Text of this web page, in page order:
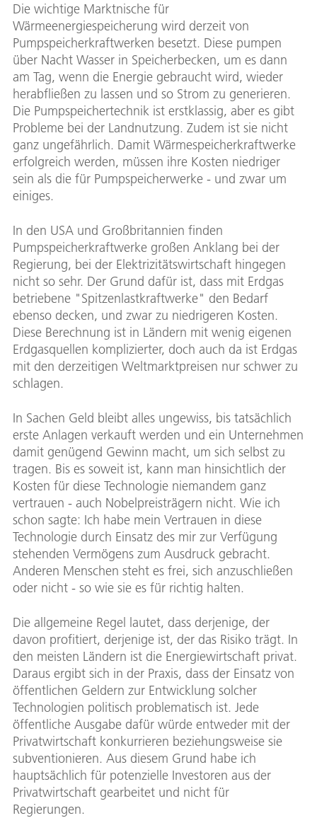
Die wichtige Marktnische für
Wärmeenergiespeicherung wird derzeit von
Pumpspeicherkraftwerken besetzt. Diese pumpen
über Nacht Wasser in Speicherbecken, um es dann
am Tag, wenn die Energie gebraucht wird, wieder
herabfließen zu lassen und so Strom zu generieren.
Die Pumpspeichertechnik ist erstklassig, aber es gibt
Probleme bei der Landnutzung. Zudem ist sie nicht
ganz ungefährlich. Damit Wärmespeicherkraftwerke
erfolgreich werden, müssen ihre Kosten niedriger
sein als die für Pumpspeicherwerke - und zwar um
einiges.
In den USA und Großbritannien finden
Pumpspeicherkraftwerke großen Anklang bei der
Regierung, bei der Elektrizitätswirtschaft hingegen
nicht so sehr. Der Grund dafür ist, dass mit Erdgas
betriebene "Spitzenlastkraftwerke" den Bedarf
ebenso decken, und zwar zu niedrigeren Kosten.
Diese Berechnung ist in Ländern mit wenig eigenen
Erdgasquellen komplizierter, doch auch da ist Erdgas
mit den derzeitigen Weltmarktpreisen nur schwer zu
schlagen.
In Sachen Geld bleibt alles ungewiss, bis tatsächlich
erste Anlagen verkauft werden und ein Unternehmen
damit genügend Gewinn macht, um sich selbst zu
tragen. Bis es soweit ist, kann man hinsichtlich der
Kosten für diese Technologie niemandem ganz
vertrauen - auch Nobelpreisträgern nicht. Wie ich
schon sagte: Ich habe mein Vertrauen in diese
Technologie durch Einsatz des mir zur Verfügung
stehenden Vermögens zum Ausdruck gebracht.
Anderen Menschen steht es frei, sich anzuschließen
oder nicht - so wie sie es für richtig halten.
Die allgemeine Regel lautet, dass derjenige, der
davon profitiert, derjenige ist, der das Risiko trägt. In
den meisten Ländern ist die Energiewirtschaft privat.
Daraus ergibt sich in der Praxis, dass der Einsatz von
öffentlichen Geldern zur Entwicklung solcher
Technologien politisch problematisch ist. Jede
öffentliche Ausgabe dafür würde entweder mit der
Privatwirtschaft konkurrieren beziehungsweise sie
subventionieren. Aus diesem Grund habe ich
hauptsächlich für potenzielle Investoren aus der
Privatwirtschaft gearbeitet und nicht für
Regierungen.